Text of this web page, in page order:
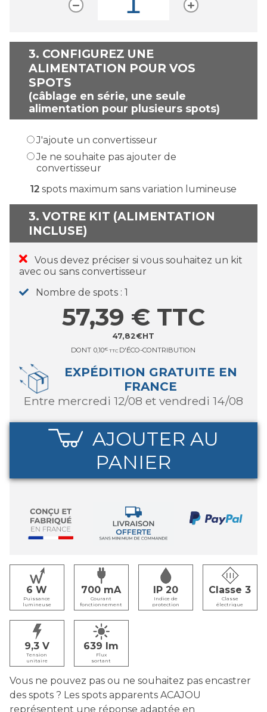
3. CONFIGUREZ UNE
ALIMENTATION POUR VOS
SPOTS
(câblage en série, une seule
alimentation pour plusieurs spots)
J'ajoute un convertisseur
Je ne souhaite pas ajouter de
convertisseur
12spots maximum sans variation lumineuse
3. VOTRE KIT (ALIMENTATION
INCLUSE)
Vous devez préciser si vous souhaitez un kit
avec ou sans convertisseur
Nombre de spots 1
47,82€HT
57,39 € TTC
DONT 0,10€ TTC D'ÉCO-CONTRIBUTION
EXPÉDITION GRATUITE EN
FRANCE
entre mercredi 12/08 et vendredi 14/08
AJOUTER AU
PANIER
6
Puissance
lumineuse
700
Courant
fonctionnement
IP 20
Indice de
protection
Classe 3
Classe
électrique
9,3
Tension
unitaire
639
Flux
sortant
Vous ne pouvez pas ou ne souhaitez pas encastrer
des spots ? Les spots apparents ACAJOU
représentent une réponse adaptée en